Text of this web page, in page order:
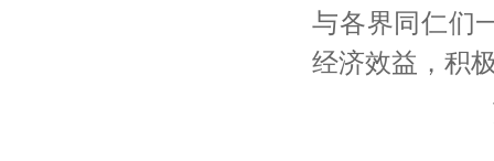
与各界同仁们
经济效益，积